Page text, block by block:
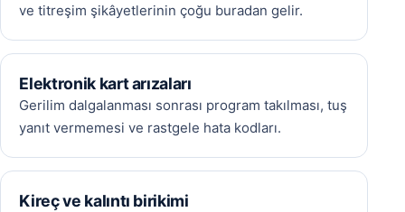
ve titreşim şikâyetlerinin çoğu buradan gelir.
Elektronik kart arızaları
Gerilim dalgalanması sonrası program takılması, tuş
yanıt vermemesi ve rastgele hata kodları.
Kireç ve kalıntı birikimi